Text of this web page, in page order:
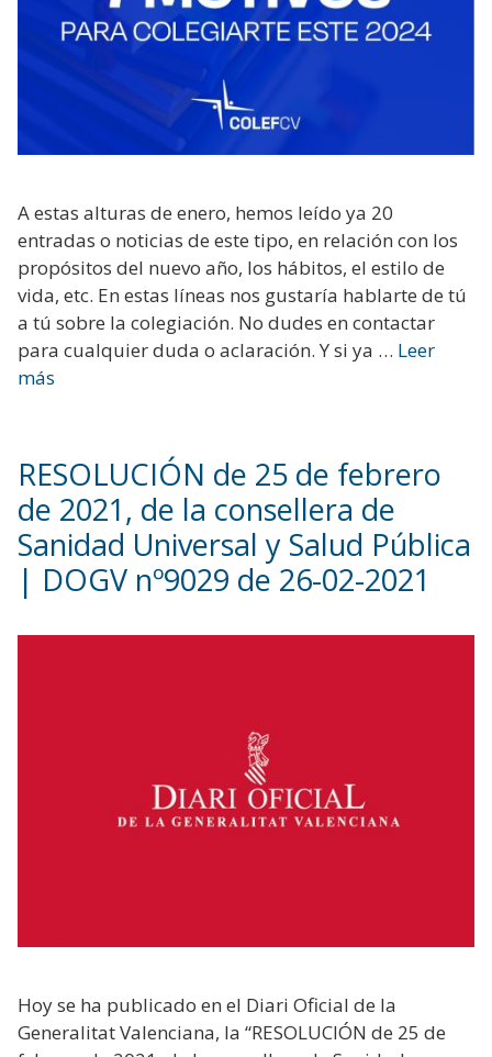
A estas alturas de enero, hemos leído ya 20
entradas o noticias de este tipo, en relación con los
propósitos del nuevo año, los hábitos, el estilo de
vida, etc. En estas líneas nos gustaría hablarte de tú
a tú sobre la colegiación. No dudes en contactar
para cualquier duda o aclaración. Y si ya … Leer
más
RESOLUCIÓN de 25 de febrero
de 2021, de la consellera de
Sanidad Universal y Salud Pública
| DOGV nº9029 de 26-02-2021
Hoy se ha publicado en el Diari Oficial de la
Generalitat Valenciana, la “RESOLUCIÓN de 25 de